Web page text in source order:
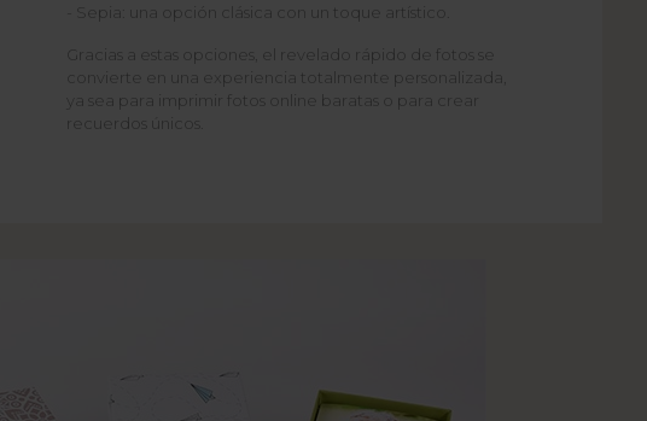
- Sepia: una opción clásica con un toque artístico.
Gracias a estas opciones, el revelado rápido de fotos se
convierte en una experiencia totalmente personalizada,
ya sea para imprimir fotos online baratas o para crear
recuerdos únicos.